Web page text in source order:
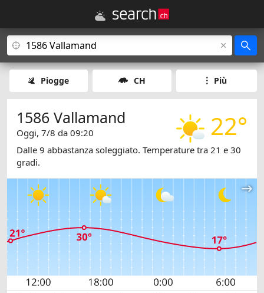
Piogge CH Più
22°
1586 Vallamand
Oggi, 7/8 da 09:20
Dalle 9 abbastanza soleggiato. Temperature tra 21 e 30
gradi.